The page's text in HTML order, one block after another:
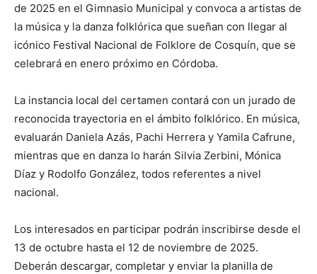
de 2025 en el Gimnasio Municipal y convoca a artistas de
la música y la danza folklórica que sueñan con llegar al
icónico Festival Nacional de Folklore de Cosquín, que se
celebrará en enero próximo en Córdoba.
La instancia local del certamen contará con un jurado de
reconocida trayectoria en el ámbito folklórico. En música,
evaluarán Daniela Azás, Pachi Herrera y Yamila Cafrune,
mientras que en danza lo harán Silvia Zerbini, Mónica
Díaz y Rodolfo González, todos referentes a nivel
nacional.
Los interesados en participar podrán inscribirse desde el
13 de octubre hasta el 12 de noviembre de 2025.
Deberán descargar, completar y enviar la planilla de